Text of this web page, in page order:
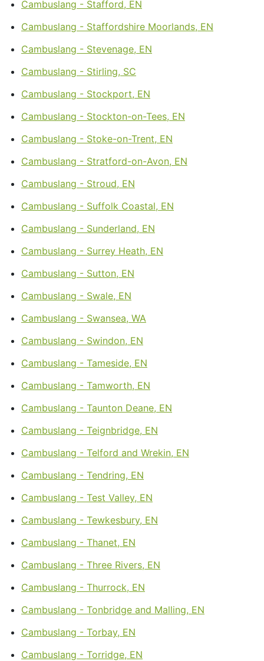
Cambuslang - Stafford, EN
Cambuslang - Staffordshire Moorlands, EN
Cambuslang - Stevenage, EN
Cambuslang - Stirling, SC
Cambuslang - Stockport, EN
Cambuslang - Stockton-on-Tees, EN
Cambuslang - Stoke-on-Trent, EN
Cambuslang - Stratford-on-Avon, EN
Cambuslang - Stroud, EN
Cambuslang - Suffolk Coastal, EN
Cambuslang - Sunderland, EN
Cambuslang - Surrey Heath, EN
Cambuslang - Sutton, EN
Cambuslang - Swale, EN
Cambuslang - Swansea, WA
Cambuslang - Swindon, EN
Cambuslang - Tameside, EN
Cambuslang - Tamworth, EN
Cambuslang - Taunton Deane, EN
Cambuslang - Teignbridge, EN
Cambuslang - Telford and Wrekin, EN
Cambuslang - Tendring, EN
Cambuslang - Test Valley, EN
Cambuslang - Tewkesbury, EN
Cambuslang - Thanet, EN
Cambuslang - Three Rivers, EN
Cambuslang - Thurrock, EN
Cambuslang - Tonbridge and Malling, EN
Cambuslang - Torbay, EN
Cambuslang - Torridge, EN